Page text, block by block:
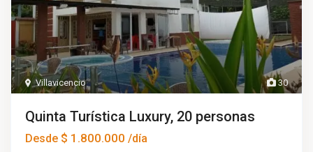
30
Villavicencio
Quinta Turística Luxury, 20 personas
Desde $ 1.800.000/día